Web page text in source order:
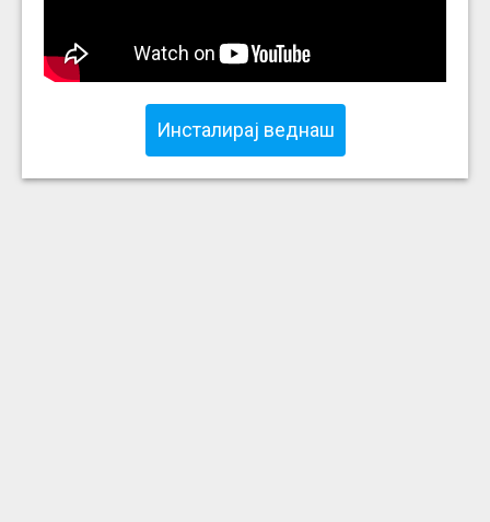
Инсталирај веднаш